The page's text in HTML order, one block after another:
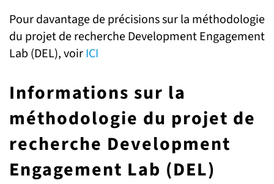
Pour davantage de précisions sur la méthodologie
du projet de recherche Development Engagement
Lab (DEL), voirICI
Informations sur la
méthodologie du projet de
recherche Development
Engagement Lab (DEL)